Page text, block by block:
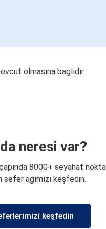
olmasına bağlıdır
neresi var?
8000+ seyahat
sefer ağımızı keşfedin.
keşfedin